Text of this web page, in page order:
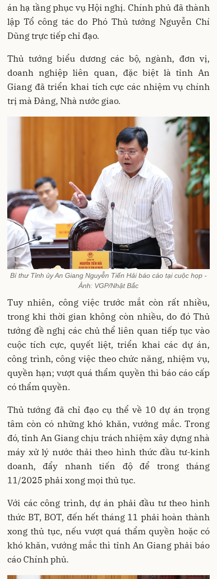
án hạ tầng phục vụ Hội nghị. Chính phủ đã thành
lập Tổ công tác do Phó Thủ tướng Nguyễn Chí
Dũng trực tiếp chỉ đạo.
Thủ tướng biểu dương các bộ, ngành, đơn vị,
doanh nghiệp liên quan, đặc biệt là tỉnh An
Giang đã triển khai tích cực các nhiệm vụ chính
trị mà Đảng, Nhà nước giao.
Bí thư Tỉnh ủy An Giang Nguyễn Tiến Hải báo cáo tại cuộc họp -
Ảnh: VGP/Nhật Bắc
Tuy nhiên, công việc trước mắt còn rất nhiều,
trong khi thời gian không còn nhiều, do đó Thủ
tướng đề nghị các chủ thể liên quan tiếp tục vào
cuộc tích cực, quyết liệt, triển khai các dự án,
công trình, công việc theo chức năng, nhiệm vụ,
quyền hạn; vượt quá thẩm quyền thì báo cáo cấp
có thẩm quyền.
Thủ tướng đã chỉ đạo cụ thể về 10 dự án trọng
tâm còn có những khó khăn, vướng mắc. Trong
đó, tỉnh An Giang chịu trách nhiệm xây dựng nhà
máy xử lý nước thải theo hình thức đầu tư-kinh
doanh, đẩy nhanh tiến độ để trong tháng
11/2025 phải xong mọi thủ tục.
Với các công trình, dự án phải đầu tư theo hình
thức BT, BOT, đến hết tháng 11 phải hoàn thành
xong thủ tục, nếu vượt quá thẩm quyền hoặc có
khó khăn, vướng mắc thì tỉnh An Giang phải báo
cáo Chính phủ.